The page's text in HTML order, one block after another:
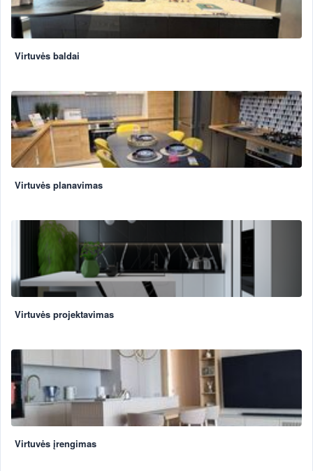
Virtuvės baldai
Virtuvės planavimas
Virtuvės projektavimas
Virtuvės įrengimas